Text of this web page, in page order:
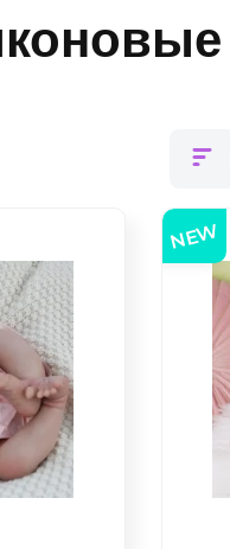
NEW